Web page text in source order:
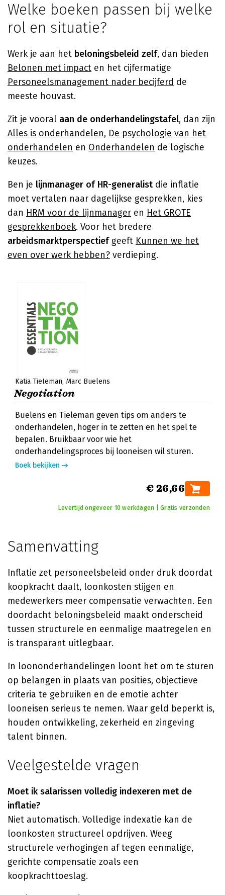
Welke boeken passen bij welke
rol en situatie?
Werk je aan het beloningsbeleid zelf, dan bieden
Belonen met impact en het cijfermatige
Personeelsmanagement nader becijferd de
meeste houvast.
Zit je vooral aan de onderhandelingstafel, dan zijn
Alles is onderhandelen, De psychologie van het
onderhandelen en Onderhandelen de logische
keuzes.
Ben je lijnmanager of HR-generalist die inflatie
moet vertalen naar dagelijkse gesprekken, kies
dan HRM voor de lijnmanager en Het GROTE
gesprekkenboek. Voor het bredere
arbeidsmarktperspectiefgeeft Kunnen we het
even over werk hebben? verdieping.
Katia Tieleman Marc Buelens
Negotiation
Buelens en Tieleman geven tips om anders te
onderhandelen, hoger in te zetten en het spel te
bepalen. Bruikbaar voor wie het
onderhandelingsproces bij looneisen wil sturen.
Boek bekijken
€ 26,66
Levertijd ongeveer 10 werkdagen | Gratis verzonden
Samenvatting
Inflatie zet personeelsbeleid onder druk doordat
koopkracht daalt, loonkosten stijgen en
medewerkers meer compensatie verwachten. Een
doordacht beloningsbeleid maakt onderscheid
tussen structurele en eenmalige maatregelen en
is transparant uitlegbaar.
In loononderhandelingen loont het om te sturen
op belangen in plaats van posities, objectieve
criteria te gebruiken en de emotie achter
looneisen serieus te nemen. Waar geld beperkt is,
houden ontwikkeling, zekerheid en zingeving
talent binnen.
Veelgestelde vragen
Moet ik salarissen volledig indexeren met de
inflatie?
Niet automatisch. Volledige indexatie kan de
loonkosten structureel opdrijven. Weeg
structurele verhogingen af tegen eenmalige,
gerichte compensatie zoals een
koopkrachttoeslag.